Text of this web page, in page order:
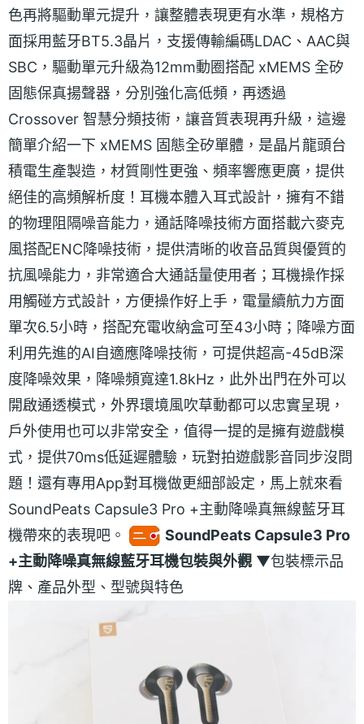
色再將驅動單元提升，讓整體表現更有水準，規格方
面採用藍牙BT5.3晶片，支援傳輸編碼LDAC、AAC與
SBC，驅動單元升級為12mm動圈搭配 xMEMS 全矽
固態保真揚聲器，分別強化高低頻，再透過
Crossover 智慧分頻技術，讓音質表現再升級，這邊
簡單介紹一下 xMEMS 固態全矽單體，是晶片龍頭台
積電生產製造，材質剛性更強、頻率響應更廣，提供
絕佳的高頻解析度！耳機本體入耳式設計，擁有不錯
的物理阻隔噪音能力，通話降噪技術方面搭載六麥克
風搭配ENC降噪技術，提供清晰的收音品質與優質的
抗風噪能力，非常適合大通話量使用者；耳機操作採
用觸碰方式設計，方便操作好上手，電量續航力方面
單次6.5小時，搭配充電收納盒可至43小時；降噪方面
利用先進的AI自適應降噪技術，可提供超高-45dB深
度降噪效果，降噪頻寬達1.8kHz，此外出門在外可以
開啟通透模式，外界環境風吹草動都可以忠實呈現，
戶外使用也可以非常安全，值得一提的是擁有遊戲模
式，提供70ms低延遲體驗，玩對拍遊戲影音同步沒問
題！還有專用App對耳機做更細部設定，馬上就來看
SoundPeats Capsule3 Pro +主動降噪真無線藍牙耳
機帶來的表現吧。
SoundPeats Capsule3 Pro
+主動降噪真無線藍牙耳機包裝與外觀 ▼包裝標示品
牌、產品外型、型號與特色